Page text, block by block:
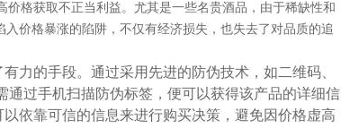
格获取不正当利益。尤其是一些名贵酒品，由于稀缺性和
价格暴涨的陷阱，不仅有经济损失，也失去了对品质的追
力的手段。通过采用先进的防伪技术，如二维码、
过手机扫描防伪标签，便可以获得该产品的详细信
依靠可信的信息来进行购买决策，避免因价格虚高